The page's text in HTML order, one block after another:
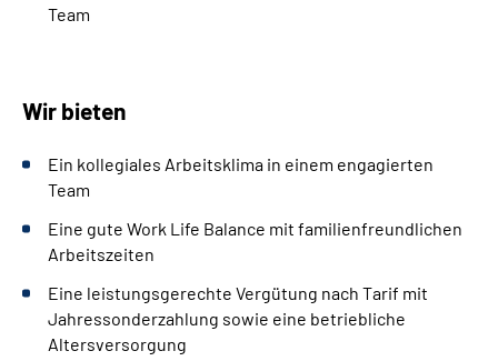
Team
Wir bieten
Ein kollegiales Arbeitsklima in einem engagierten
Team
Eine gute Work Life Balance mit familienfreundlichen
Arbeitszeiten
Eine leistungsgerechte Vergütung nach Tarif mit
Jahressonderzahlung sowie eine betriebliche
Altersversorgung